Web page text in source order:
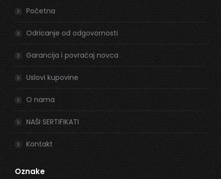
in
new
window
in
new
window
Početna
Odricanje od odgovornosti
Garancija i povraćaj novca
Uslovi kupovine
O nama
NAŠI SERTIFIKATI
Kontakt
Oznake